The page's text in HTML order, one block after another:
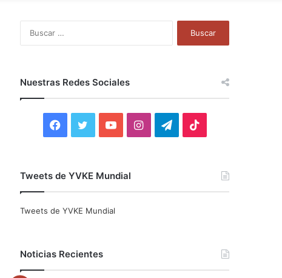
Nuestras Redes Sociales
F
c
o
i
r
Y
u
e
I
r
T
a
Tweets de YVKE Mundial
Tweets de YVKE Mundial
Noticias Recientes